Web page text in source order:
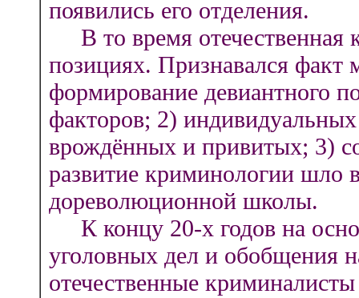
появились его отделения.
В то время отечественная
позициях. Признавался факт
формирование девиантного
факторов; 2)
врождённых и привитых; 3)
развитие криминологии шло
дореволюционной школы.
К концу 20-х годов на
уголовных дел и обобщения
отечественные